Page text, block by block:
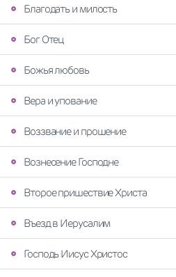
Благодать и милость
Бог Отец
Божья любовь
Вера и упование
Воззвание и прошение
Вознесение Господне
Второе пришествие Христа
Въезд в Иерусалим
Господь Иисус Христос